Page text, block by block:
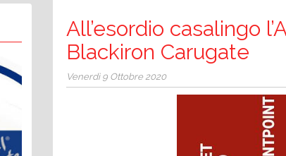
All’esordio casalingo
Blackiron Carugate
Venerdì 9 Ottobre 2020